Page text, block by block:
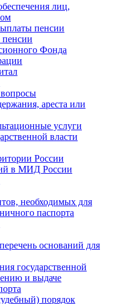
лиц,
пенсии
пенсии
Фонда
вопросы
ареста или
услуги
власти
России
в МИД России
необходимых для
паспорта
оснований для
государственной
и выдаче
порядок